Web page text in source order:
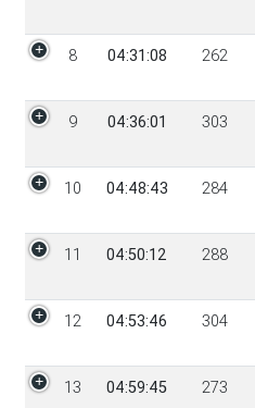
8 04:31:08 262
9 04:36:01 303
10 04:48:43 284
11 04:50:12 288
12 04:53:46 304
13 04:59:45 273